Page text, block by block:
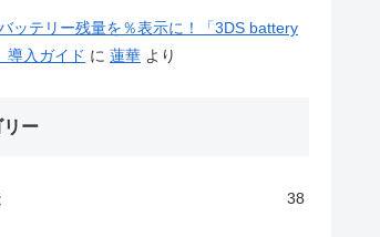
バッテリー残量を％表示に！「3DS battery
導入ガイド に 蓮華 より
リー
38